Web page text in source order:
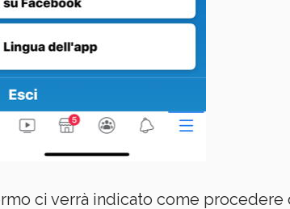
ci verrà indicato come procedere